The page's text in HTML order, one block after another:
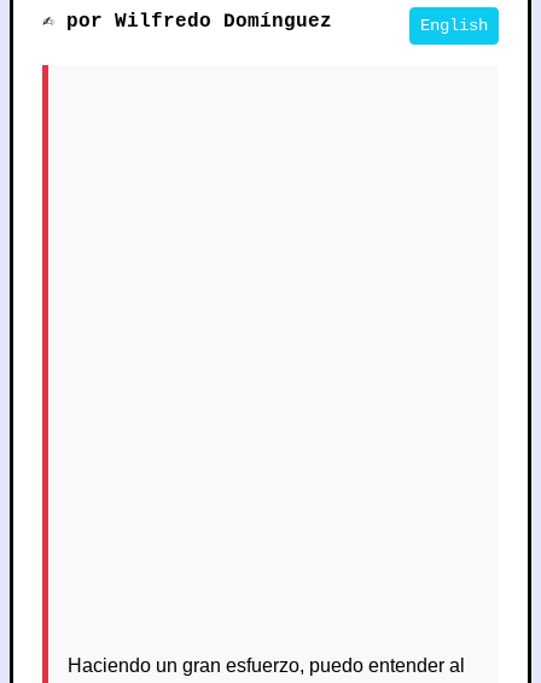
✍️ por Wilfredo Domínguez English
Haciendo un gran esfuerzo, puedo entender al